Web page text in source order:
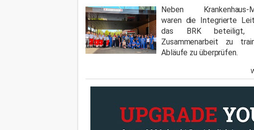
Neben Krankenhaus-
waren die Integrierte
das BRK
Zusammenarbeit zu
Abläufe zu überprüfen.